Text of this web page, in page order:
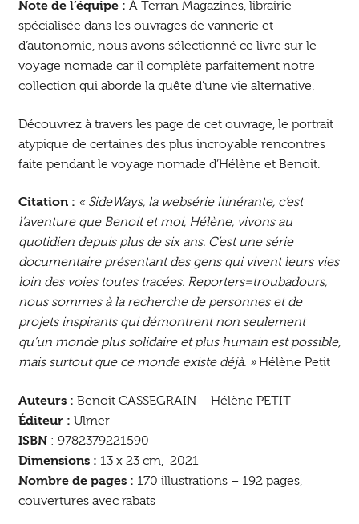
Note de l’équipe : À Terran Magazines, librairie
spécialisée dans les ouvrages de vannerie et
d’autonomie, nous avons sélectionné ce livre sur le
voyage nomade car il complète parfaitement notre
collection qui aborde la quête d’une vie alternative.
Découvrez à travers les page de cet ouvrage, le portrait
atypique de certaines des plus incroyable rencontres
faite pendant le voyage nomade d’Hélène et Benoit.
Citation : « SideWays, la websérie itinérante, c’est
l’aventure que Benoit et moi, Hélène, vivons au
quotidien depuis plus de six ans. C’est une série
documentaire présentant des gens qui vivent leurs vies
loin des voies toutes tracées. Reporters=troubadours,
nous sommes à la recherche de personnes et de
projets inspirants qui démontrent non seulement
qu’un monde plus solidaire et plus humain est possible,
mais surtout que ce monde existe déjà. »Hélène Petit
Auteurs : Benoit CASSEGRAIN – Hélène PETIT
Éditeur : Ulmer
ISBN: 9782379221590
Dimensions : 13 x 23 cm, 2021
Nombre de pages : 170 illustrations – 192 pages,
couvertures avec rabats